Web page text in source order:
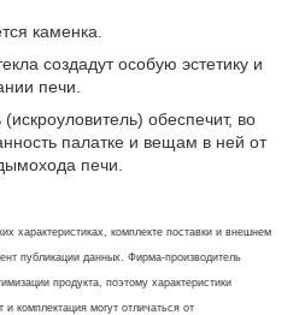
каменка.
создадут особую эстетику и
печи.
обеспечит, во
палатке и вещам в ней от
печи.
характеристиках, комплекте поставки и внешнем
публикации данных. Фирма-производитель
продукта, поэтому характеристики
комплектация могут отличаться от